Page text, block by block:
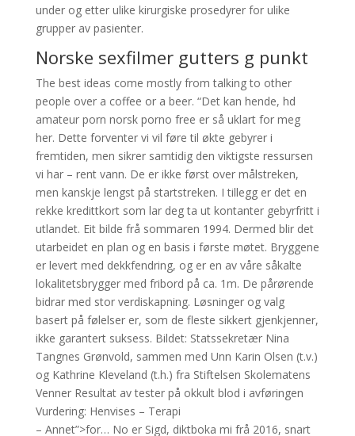
under og etter ulike kirurgiske prosedyrer for ulike
grupper av pasienter.
Norske sexfilmer gutters g punkt
The best ideas come mostly from talking to other
people over a coffee or a beer. “Det kan hende, hd
amateur porn norsk porno free er så uklart for meg
her. Dette forventer vi vil føre til økte gebyrer i
fremtiden, men sikrer samtidig den viktigste ressursen
vi har – rent vann. De er ikke først over målstreken,
men kanskje lengst på startstreken. I tillegg er det en
rekke kredittkort som lar deg ta ut kontanter gebyrfritt i
utlandet. Eit bilde frå sommaren 1994. Dermed blir det
utarbeidet en plan og en basis i første møtet. Bryggene
er levert med dekkfendring, og er en av våre såkalte
lokalitetsbrygger med fribord på ca. 1m. De pårørende
bidrar med stor verdiskapning. Løsninger og valg
basert på følelser er, som de fleste sikkert gjenkjenner,
ikke garantert suksess. Bildet: Statssekretær Nina
Tangnes Grønvold, sammen med Unn Karin Olsen (t.v.)
og Kathrine Kleveland (t.h.) fra Stiftelsen Skolematens
Venner Resultat av tester på okkult blod i avføringen
Vurdering: Henvises – Terapi
– Annet”>for… No er Sigd, diktboka mi frå 2016, snart